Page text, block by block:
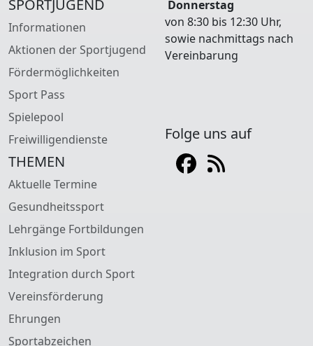
SPORTJUGEND
Informationen
Aktionen der Sportjugend
Fördermöglichkeiten
Sport Pass
Spielepool
Freiwilligendienste
THEMEN
Aktuelle Termine
Gesundheitssport
Lehrgänge Fortbildungen
Inklusion im Sport
Integration durch Sport
Vereinsförderung
Ehrungen
Sportabzeichen
Donnerstag
von 8:30 bis 12:30 Uhr,
sowie nachmittags nach
Vereinbarung
Folge uns auf